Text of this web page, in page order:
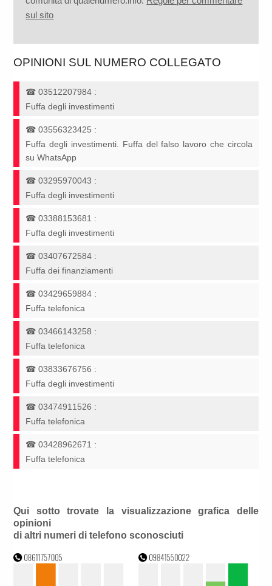
sul sito
OPINIONI SUL NUMERO COLLEGATO
☎03512207984 :
Fuffa degli investimenti
☎03556323425 :
Fuffa degli investimenti. Fuffa del falso lavoro che circola
su WhatsApp
☎03295970043 :
Fuffa degli investimenti
☎03388153681 :
Fuffa degli investimenti
☎03407672584 :
Fuffa dei finanziamenti
☎03429659884 :
Fuffa telefonica
☎03466143258 :
Fuffa telefonica
☎03833676756 :
Fuffa degli investimenti
☎03474911526 :
Fuffa telefonica
☎03428962671 :
Fuffa telefonica
Qui sotto trovate la visualizzazione grafica delle
opinioni
di altri numeri di telefono sconosciuti